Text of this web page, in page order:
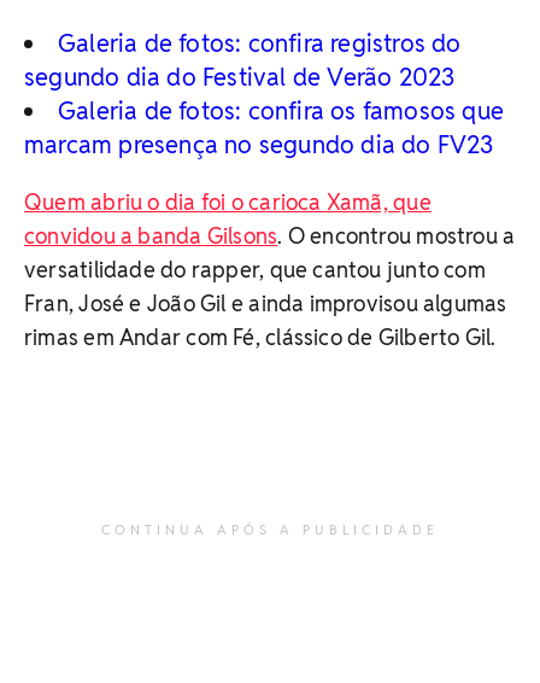
Galeria de fotos: confira registros do
segundo dia do Festival de Verão 2023
Galeria de fotos: confira os famosos que
marcam presença no segundo dia do FV23
Quem abriu o dia foi o carioca Xamã, que
convidou a banda Gilsons. O encontrou mostrou a
versatilidade do rapper, que cantou junto com
Fran, José e João Gil e ainda improvisou algumas
rimas em Andar com Fé, clássico de Gilberto Gil.
CONTINUA APÓS A PUBLICIDADE